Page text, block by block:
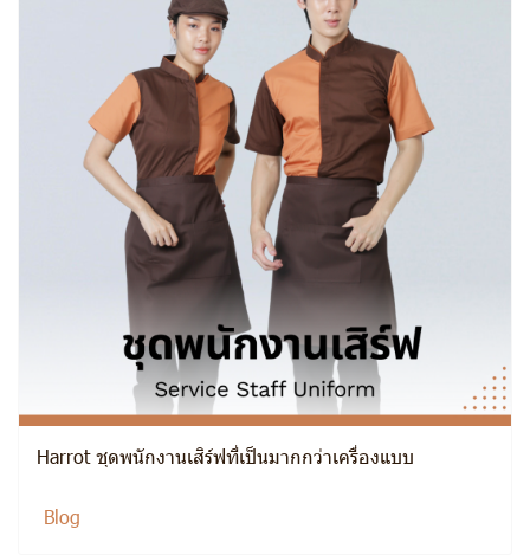
Harrot ชุดพนักงานเสิร์ฟที่เป็นมากกว่าเครื่องแบบ
Blog